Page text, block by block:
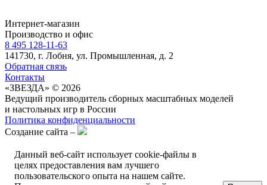
Интернет-магазин
Производство и офис
8 495 128-11-63
141730, г. Лобня, ул. Промышленная, д. 2
Обратная связь
Контакты
«ЗВЕЗДА» © 2026
Ведущий производитель сборных масштабных моделей
и настольных игр в России
Политика конфиденциальности
Создание сайта –
Данный веб-сайт использует cookie-файлы в
целях предоставления вам лучшего
пользовательского опыта на нашем сайте.